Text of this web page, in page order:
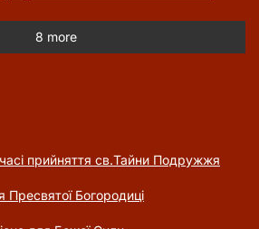
8 more
прийняття cв.Тайни Подружжя
Пресвятої Богородиці